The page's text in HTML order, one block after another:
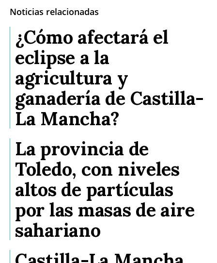
Noticias relacionadas
¿Cómo afectará el
eclipse a la
agricultura y
ganadería de Castilla-
La Mancha?
La provincia de
Toledo, con niveles
altos de partículas
por las masas de aire
sahariano